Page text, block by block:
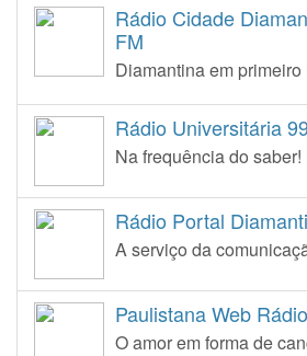
Rádio Cidade
FM
Diamantina em primeiro
Rádio Universitária
Na frequência do saber!
Rádio Portal
A serviço da
Paulistana Web Rádio
O amor em forma de